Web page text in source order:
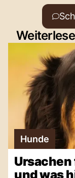
Hunde
und was